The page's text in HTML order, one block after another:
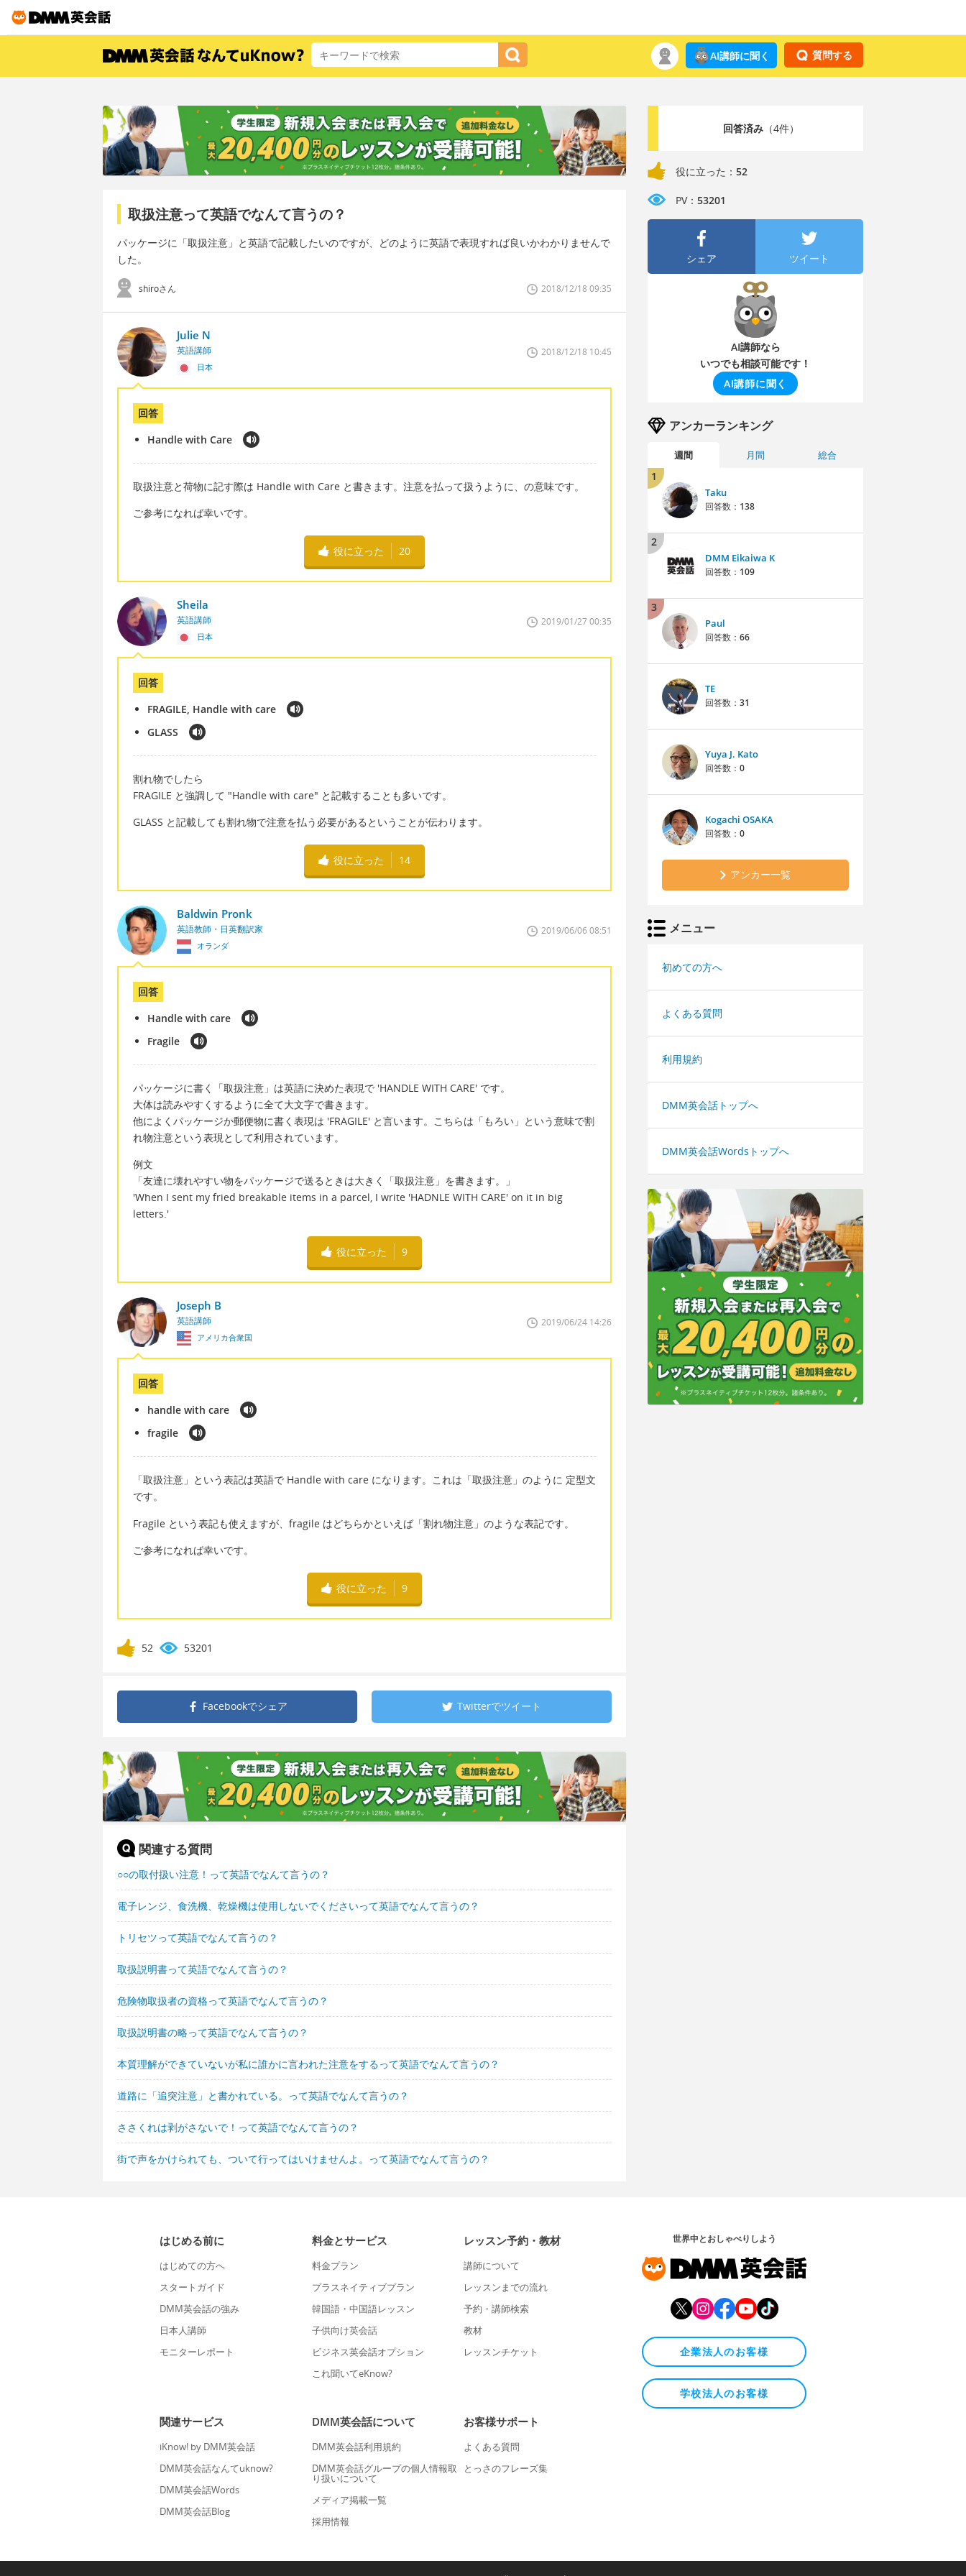
質問する
AI講師に聞く
取扱注意って英語でなんて言うの？
パッケージに「取扱注意」と英語で記載したいのですが、どのように英語で表現すれば良いかわかりませんで
した。
shiroさん 2018/12/18 09:35
Julie N
英語講師
日本
2018/12/18 10:45
回答
Handle with Care
取扱注意と荷物に記す際は Handle with Care と書きます。注意を払って扱うように、の意味です。
ご参考になれば幸いです。
役に立った 20
Sheila
英語講師
日本
2019/01/27 00:35
回答
FRAGILE, Handle with care
GLASS
割れ物でしたら
FRAGILE と強調して "Handle with care" と記載することも多いです。
GLASS と記載しても割れ物で注意を払う必要があるということが伝わります。
役に立った 14
Baldwin Pronk
英語教師・日英翻訳家
オランダ
2019/06/06 08:51
回答
Handle with care
Fragile
パッケージに書く「取扱注意」は英語に決めた表現で 'HANDLE WITH CARE' です。
大体は読みやすくするように全て大文字で書きます。
他によくパッケージか郵便物に書く表現は 'FRAGILE' と言います。こちらは「もろい」という意味で割
れ物注意という表現として利用されています。
例文
「友達に壊れやすい物をパッケージで送るときは大きく「取扱注意」を書きます。」
'When I sent my fried breakable items in a parcel, I write 'HADNLE WITH CARE' on it in big
letters.'
役に立った 9
Joseph B
英語講師
アメリカ合衆国
2019/06/24 14:26
回答
handle with care
fragile
「取扱注意」という表記は英語で Handle with care になります。これは「取扱注意」のように 定型文
です。
Fragile という表記も使えますが、fragile はどちらかといえば「割れ物注意」のような表記です。
ご参考になれば幸いです。
役に立った 9
52 53201
Facebookでシェア Twitterでツイート
関連する質問
○○の取付扱い注意！って英語でなんて言うの？
電子レンジ、食洗機、乾燥機は使用しないでくださいって英語でなんて言うの？
トリセツって英語でなんて言うの？
取扱説明書って英語でなんて言うの？
危険物取扱者の資格って英語でなんて言うの？
取扱説明書の略って英語でなんて言うの？
本質理解ができていないが私に誰かに言われた注意をするって英語でなんて言うの？
道路に「追突注意」と書かれている。って英語でなんて言うの？
ささくれは剥がさないで！って英語でなんて言うの？
街で声をかけられても、ついて行ってはいけませんよ。って英語でなんて言うの？
回答済み（4件）
役に立った： 52
PV： 53201
シェア ツイート
AI講師なら
いつでも相談可能です！
AI講師に聞く
アンカーランキング
週間 月間 総合
1
Taku
回答数： 138
2
DMM Eikaiwa K
回答数： 109
3
Paul
回答数： 66
TE
回答数： 31
Yuya J. Kato
回答数： 0
Kogachi OSAKA
回答数： 0
アンカー一覧
メニュー
初めての方へ
よくある質問
利用規約
DMM英会話トップへ
DMM英会話Wordsトップへ
はじめる前に
はじめての方へ
スタートガイド
DMM英会話の強み
日本人講師
モニターレポート
料金とサービス
料金プラン
プラスネイティブプラン
韓国語・中国語レッスン
子供向け英会話
ビジネス英会話オプション
これ聞いてeKnow?
レッスン予約・教材
講師について
レッスンまでの流れ
予約・講師検索
教材
レッスンチケット
関連サービス
iKnow! by DMM英会話
DMM英会話なんてuknow?
DMM英会話Words
DMM英会話Blog
DMM英会話について
DMM英会話利用規約
DMM英会話グループの個人情報取
り扱いについて
メディア掲載一覧
採用情報
お客様サポート
よくある質問
とっさのフレーズ集
世界中とおしゃべりしよう
企業法人のお客様
学校法人のお客様